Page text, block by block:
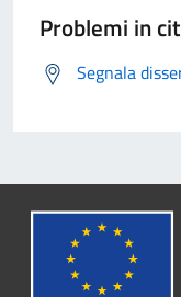
Problemi in
Segnala